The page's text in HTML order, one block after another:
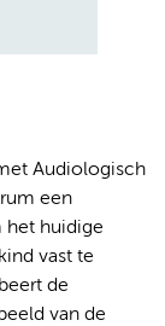
Audiologisch
een
het huidige
vast te
de
van de